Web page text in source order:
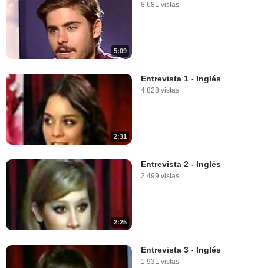
5:09
8.681 vistas
2:31
Entrevista 1 - Inglés
4.828 vistas
2:25
Entrevista 2 - Inglés
2.499 vistas
Entrevista 3 - Inglés
1.931 vistas